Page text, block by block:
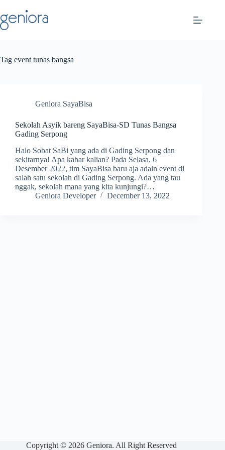
to
content
Tag event tunas bangsa
Geniora SayaBisa
Sekolah Asyik bareng SayaBisa-SD Tunas Bangsa
Gading Serpong
Halo Sobat SaBi yang ada di Gading Serpong dan
sekitarnya! Apa kabar kalian? Pada Selasa, 6
Desember 2022, tim SayaBisa baru aja adain event di
salah satu sekolah di Gading Serpong. Ada yang tau
nggak, sekolah mana yang kita kunjungi?…
Geniora Developer
December 13, 2022
Copyright © 2026 Geniora. All Right Reserved